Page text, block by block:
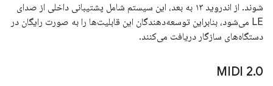
شوند. از اندروید ۱۳ به بعد، این سیستم شامل پشتیبانی داخلی از صدای
LE می‌شود، بنابراین توسعه‌دهندگان این قابلیت‌ها را به صورت رایگان در
دستگاه‌های سازگار دریافت می‌کنند.
MIDI 2.0